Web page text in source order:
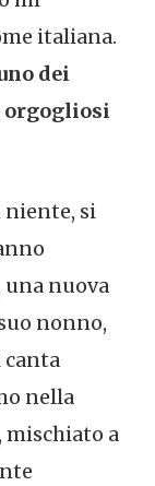
italiana.
dei
orgogliosi
si
nuova
nonno,
canta
nella
mischiato a